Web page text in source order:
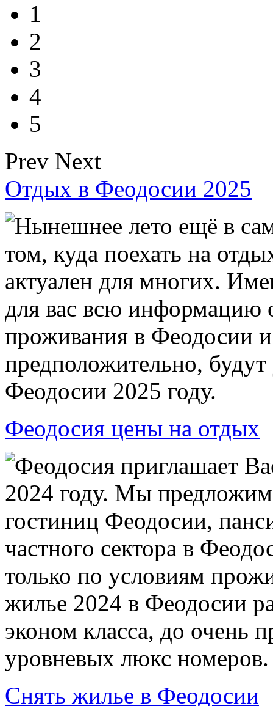
1
2
3
4
5
Prev Next
Отдых в Феодосии 2025
Нынешнее лето ещё в
том, куда поехать на
актуален для многих.
для вас всю информацию
проживания в Феодосии
предположительно,
Феодосии 2025 году.
Феодосия цены на отдых
Феодосия приглашает
2024 году. Мы
гостиниц Феодосии,
частного сектора в
только по условиям
жилье 2024 в Феодосии
эконом класса, до очень
уровневых люкс номеров.
Снять жилье в Феодосии